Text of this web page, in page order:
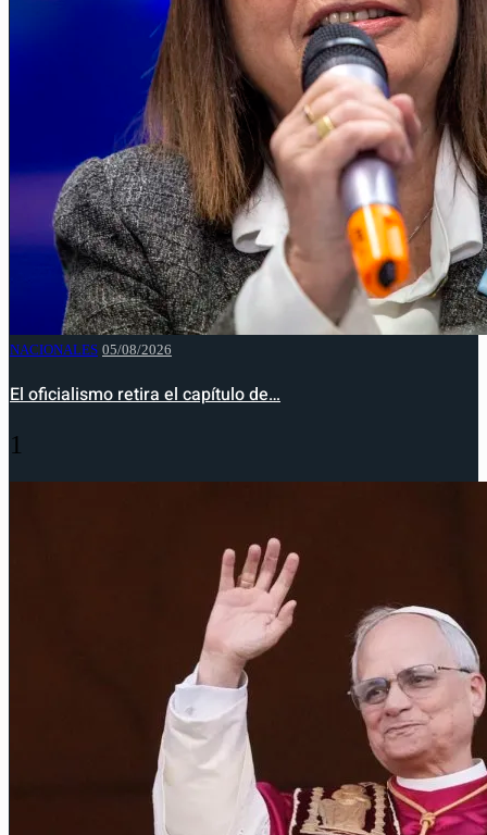
NACIONALES 05/08/2026
El oficialismo retira el capítulo de…
1